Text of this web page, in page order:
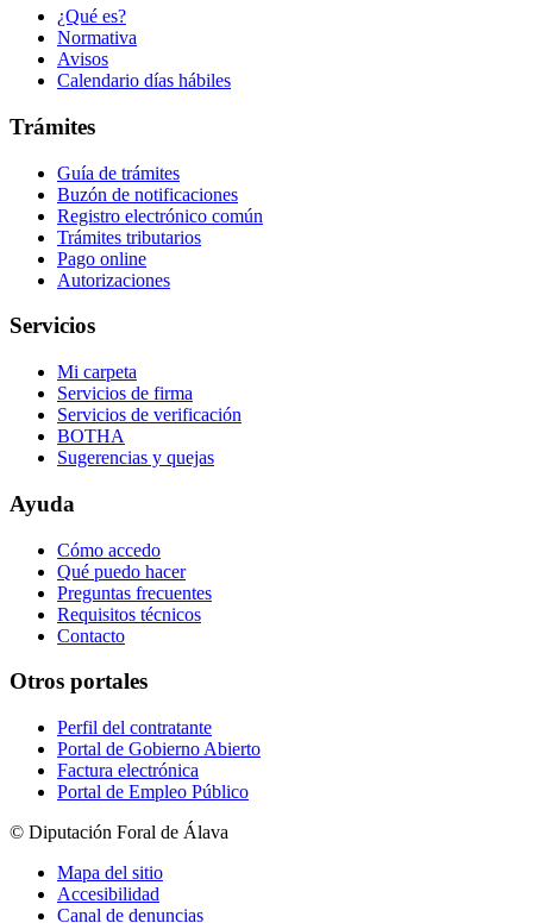
¿Qué es?
Normativa
Avisos
Calendario días hábiles
Trámites
Guía de trámites
Buzón de notificaciones
Registro electrónico común
Trámites tributarios
Pago online
Autorizaciones
Servicios
Mi carpeta
Servicios de firma
Servicios de verificación
BOTHA
Sugerencias y quejas
Ayuda
Cómo accedo
Qué puedo hacer
Preguntas frecuentes
Requisitos técnicos
Contacto
Otros portales
Perfil del contratante
Portal de Gobierno Abierto
Factura electrónica
Portal de Empleo Público
© Diputación Foral de Álava
Mapa del sitio
Accesibilidad
Canal de denuncias